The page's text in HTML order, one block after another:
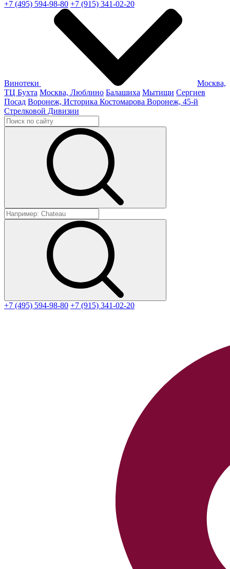
+7 (495) 594-98-80 +7 (915) 341-02-20
Винотеки
Москва,
ТЦ Бухта Москва, Люблино Балашиха Мытищи Сергиев
Посад Воронеж, Историка Костомарова Воронеж, 45-й
Стрелковой Дивизии
+7 (495) 594-98-80 +7 (915) 341-02-20